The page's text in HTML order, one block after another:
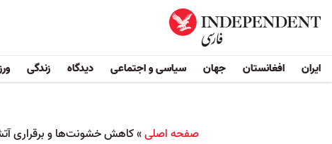
ایران افغانستان جهان سیاسی و اجتماعی دیدگاه زندگی
صفحه اصلی»کاهش خشونت‌ها و برقراری